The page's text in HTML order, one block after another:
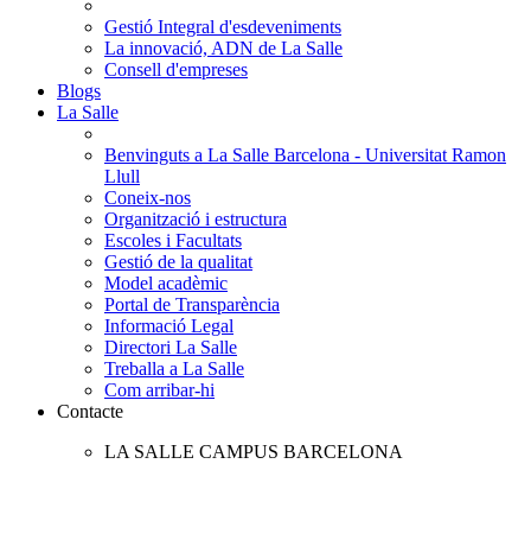
Gestió Integral d'esdeveniments
La innovació, ADN de La Salle
Consell d'empreses
Blogs
La Salle
Benvinguts a La Salle Barcelona - Universitat Ramon
Llull
Coneix-nos
Organització i estructura
Escoles i Facultats
Gestió de la qualitat
Model acadèmic
Portal de Transparència
Informació Legal
Directori La Salle
Treballa a La Salle
Com arribar-hi
Contacte
LA SALLE CAMPUS BARCELONA